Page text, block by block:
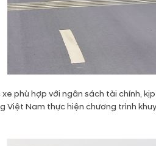
phù hợp với ngân sách tài chính,
Việt Nam thực hiện chương trình